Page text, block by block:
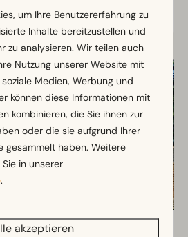
Ansehen
um Ihre Benutzererfahrung zu
Inhalte bereitzustellen und
zu analysieren. Wir teilen auch
Nutzung unserer Website mit
Medien, Werbung und
können diese Informationen mit
kombinieren, die Sie ihnen zur
oder die sie aufgrund Ihrer
gesammelt haben. Weitere
in unserer
.
akzeptieren